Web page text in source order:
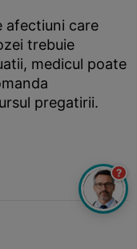
afectiuni care
trebuie
medicul poate
pregatirii.
?